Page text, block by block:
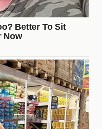
la
en
Vlachodimoses
que su experiencia y
para la defensa del
paradas clave y
una estabilidad